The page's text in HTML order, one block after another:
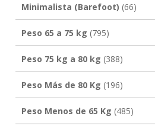
Minimalista (Barefoot) (66)
Peso 65 a 75 kg (795)
Peso 75 kg a 80 kg (388)
Peso Más de 80 Kg (196)
Peso Menos de 65 Kg (485)